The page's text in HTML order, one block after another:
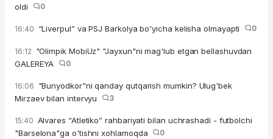
oldi
0
16:40 “Liverpul” va PSJ Barkolya bo'yicha kelisha olmayapti 0
16:12 "Olimpik MobiUz" "Jayxun"ni mag'lub etgan bellashuvdan
GALEREYA
0
16:06 "Bunyodkor"ni qanday qutqarish mumkin? Ulug'bek
Mirzaev bilan intervyu
3
15:40 Alvares “Atletiko” rahbariyati bilan uchrashadi - futbolchi
"Barselona"ga o'tishni xohlamoqda
0